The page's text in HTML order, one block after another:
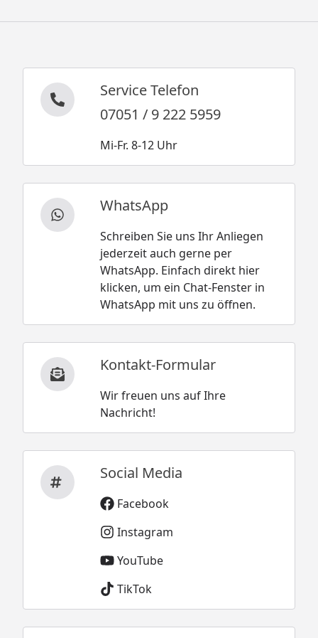
Service Telefon
07051 / 9 222 5959
Mi-Fr. 8-12 Uhr
WhatsApp
Schreiben Sie uns Ihr Anliegen
jederzeit auch gerne per
WhatsApp. Einfach direkt hier
klicken, um ein Chat-Fenster in
WhatsApp mit uns zu öffnen.
Kontakt-Formular
Wir freuen uns auf Ihre
Nachricht!
Social Media
Facebook
Instagram
YouTube
TikTok